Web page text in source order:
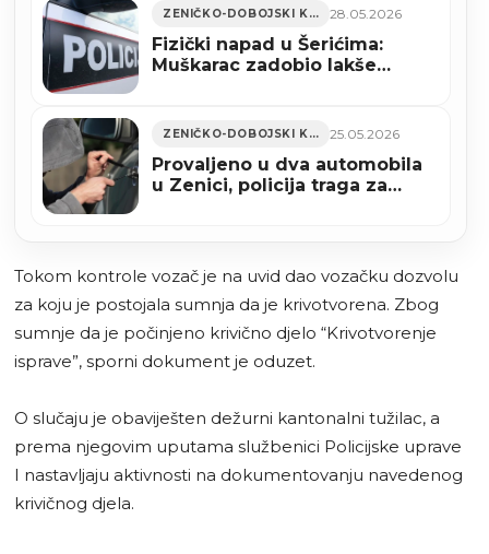
ZENIČKO-DOBOJSKI KANTON 28.05.2026
Fizički napad u Šerićima:
Muškarac zadobio lakše
ZENIČKO-DOBOJSKI KANTON 25.05.2026
Provaljeno u dva automobila
u Zenici, policija traga za
Tokom kontrole vozač je na uvid dao vozačku dozvolu
za koju je postojala sumnja da je krivotvorena. Zbog
sumnje da je počinjeno krivično djelo “Krivotvorenje
isprave”, sporni dokument je oduzet.
O slučaju je obaviješten dežurni kantonalni tužilac, a
prema njegovim uputama službenici Policijske uprave
I nastavljaju aktivnosti na dokumentovanju navedenog
krivičnog djela.